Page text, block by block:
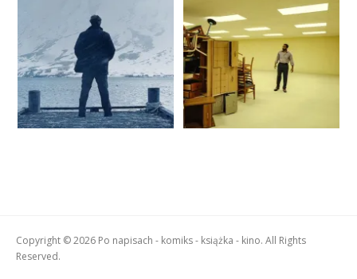
Copyright © 2026 Po napisach - komiks - książka - kino. All Rights
Reserved.